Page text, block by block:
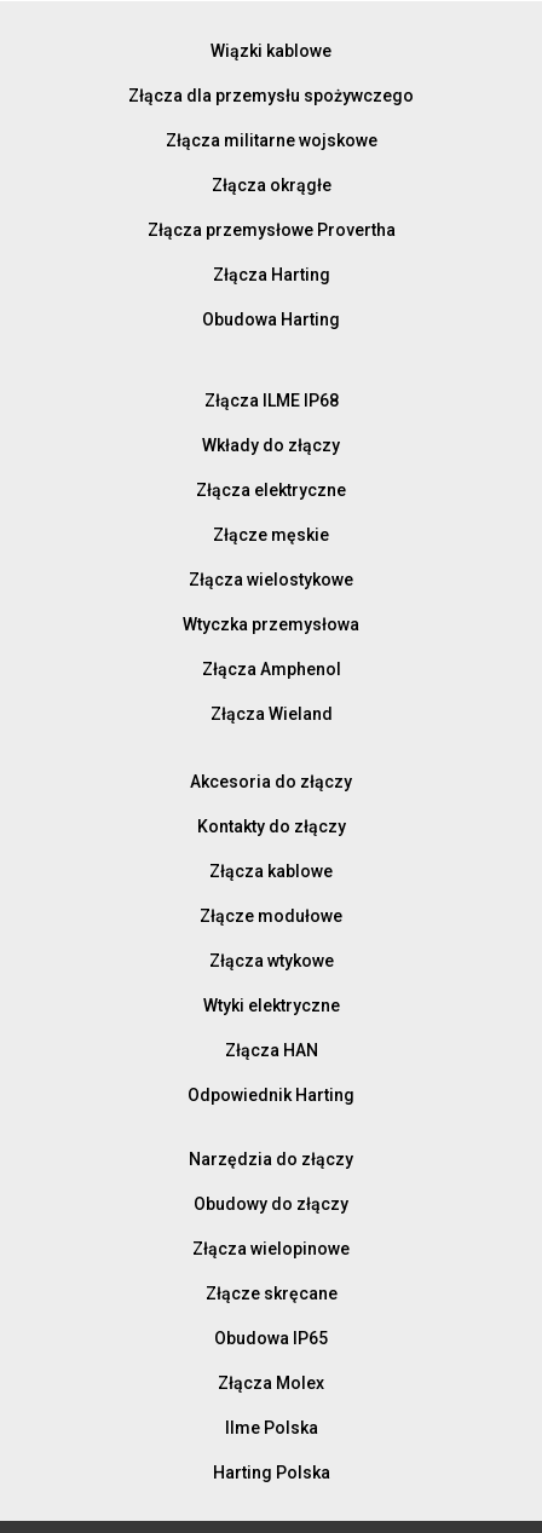
Wiązki kablowe
Złącza dla przemysłu spożywczego
Złącza militarne wojskowe
Złącza okrągłe
Złącza przemysłowe Provertha
Złącza Harting
Obudowa Harting
Złącza ILME IP68
Wkłady do złączy
Złącza elektryczne
Złącze męskie
Złącza wielostykowe
Wtyczka przemysłowa
Złącza Amphenol
Złącza Wieland
Akcesoria do złączy
Kontakty do złączy
Złącza kablowe
Złącze modułowe
Złącza wtykowe
Wtyki elektryczne
Złącza HAN
Odpowiednik Harting
Narzędzia do złączy
Obudowy do złączy
Złącza wielopinowe
Złącze skręcane
Obudowa IP65
Złącza Molex
Ilme Polska
Harting Polska